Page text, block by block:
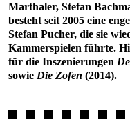
Marthaler, Stefan
besteht seit 2005 eine
Stefan Pucher, die sie
Kammerspielen führte.
für die Inszenierungen
sowie Die Zofen (2014).